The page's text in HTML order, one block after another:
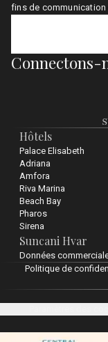
Hôtels
Palace Elisabeth
Adriana
Amfora
Riva Marina
Beach Bay
Pharos
Sirena
Suncani Hvar
Données
fins de communication
Connectons-
Politique de